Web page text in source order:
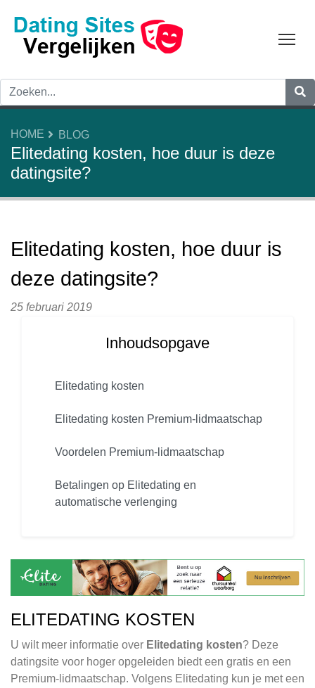
HOME BLOG
Elitedating kosten, hoe duur is deze
datingsite?
Elitedating kosten, hoe duur is
deze datingsite?
25 februari 2019
Inhoudsopgave
Elitedating kosten
Elitedating kosten Premium-lidmaatschap
Voordelen Premium-lidmaatschap
Betalingen op Elitedating en
automatische verlenging
ELITEDATING KOSTEN
U wilt meer informatie over Elitedating kosten? Deze
datingsite voor hoger opgeleiden biedt een gratis en een
Premium-lidmaatschap. Volgens Elitedating kun je met een